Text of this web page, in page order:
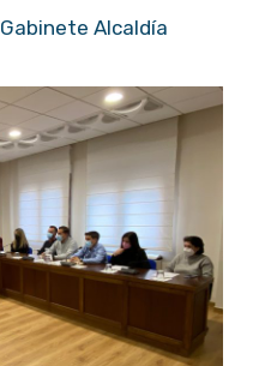
Gabinete Alcaldía